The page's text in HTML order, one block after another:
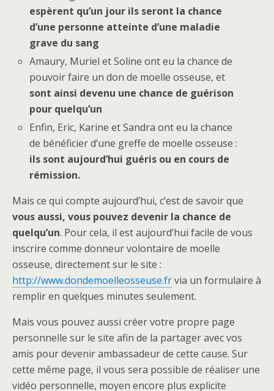
espèrent qu’un jour ils seront la chance
d’une personne atteinte d’une maladie
grave du sang
Amaury, Muriel et Soline ont eu la chance de
pouvoir faire un don de moelle osseuse, et
sont ainsi devenu une chance de guérison
pour quelqu’un
Enfin, Eric, Karine et Sandra ont eu la chance
de bénéficier d’une greffe de moelle osseuse :
ils sont aujourd’hui guéris ou en cours de
rémission.
Mais ce qui compte aujourd’hui, c’est de savoir que
vous aussi, vous pouvez devenir la chance de
quelqu’un. Pour cela, il est aujourd’hui facile de vous
inscrire comme donneur volontaire de moelle
osseuse, directement sur le site :
http://www.dondemoelleosseuse.frvia un formulaire à
remplir en quelques minutes seulement.
Mais vous pouvez aussi créer votre propre page
personnelle sur le site afin de la partager avec vos
amis pour devenir ambassadeur de cette cause. Sur
cette même page, il vous sera possible de réaliser une
vidéo personnelle, moyen encore plus explicite